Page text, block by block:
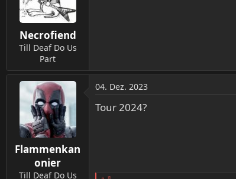
Necrofiend
Till Deaf Do Us
Part
Flammenkan
onier
Till Deaf Do Us
04. Dez. 2023
Tour 2024?